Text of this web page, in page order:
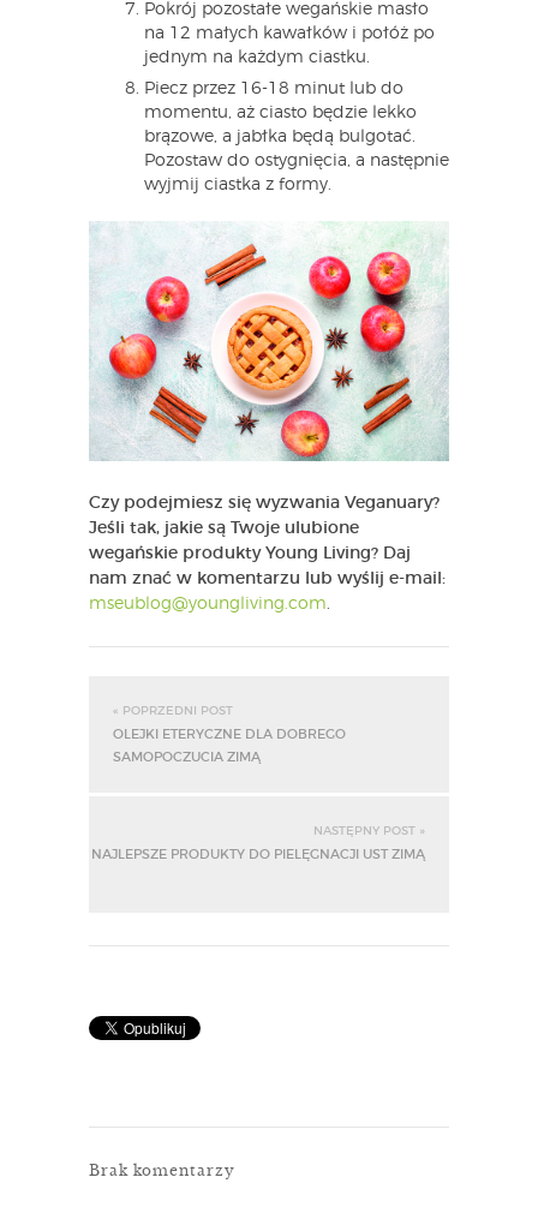
Pokrój pozostałe wegańskie masło
na 12 małych kawałków i połóż po
jednym na każdym ciastku.
Piecz przez 16-18 minut lub do
momentu, aż ciasto będzie lekko
brązowe, a jabłka będą bulgotać.
Pozostaw do ostygnięcia, a następnie
wyjmij ciastka z formy.
Czy podejmiesz się wyzwania Veganuary?
Jeśli tak, jakie są Twoje ulubione
wegańskie produkty Young Living? Daj
nam znać w komentarzu lub wyślij e-mail:
mseublog@youngliving.com.
« POPRZEDNI POST
OLEJKI ETERYCZNE DLA DOBREGO
SAMOPOCZUCIA ZIMĄ
NASTĘPNY POST »
NAJLEPSZE PRODUKTY DO PIELĘGNACJI UST ZIMĄ
Brak komentarzy